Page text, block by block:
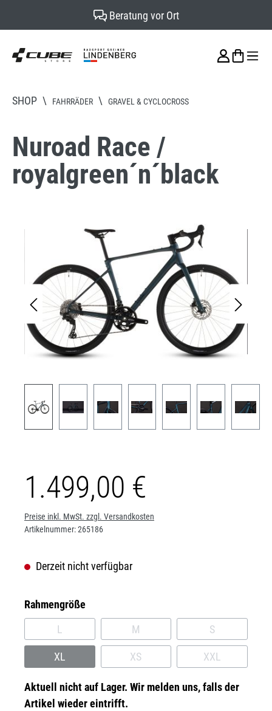
Beratung vor Ort
SHOP \ FAHRRÄDER \ GRAVEL & CYCLOCROSS
Nuroad Race /
royalgreen´n´black
Bildergalerie überspringen
1.499,00 €
Preise inkl. MwSt. zzgl. Versandkosten
Artikelnummer:265186
Derzeit nicht verfügbar
Rahmengrößeauswählen
L
(DIESE OPTION IST ZURZEIT NICHT VERFÜGBAR.)
M
(DIESE OPTION IST ZURZEIT
S
(DIESE
XL
(DIESE OPTION IST ZURZEIT NICHT VERFÜGBAR.)
XS
(DIESE OPTION IST ZURZEIT
XXL
(DIESE
Aktuell nicht auf Lager. Wir melden uns, falls der
Artikel wieder eintrifft.